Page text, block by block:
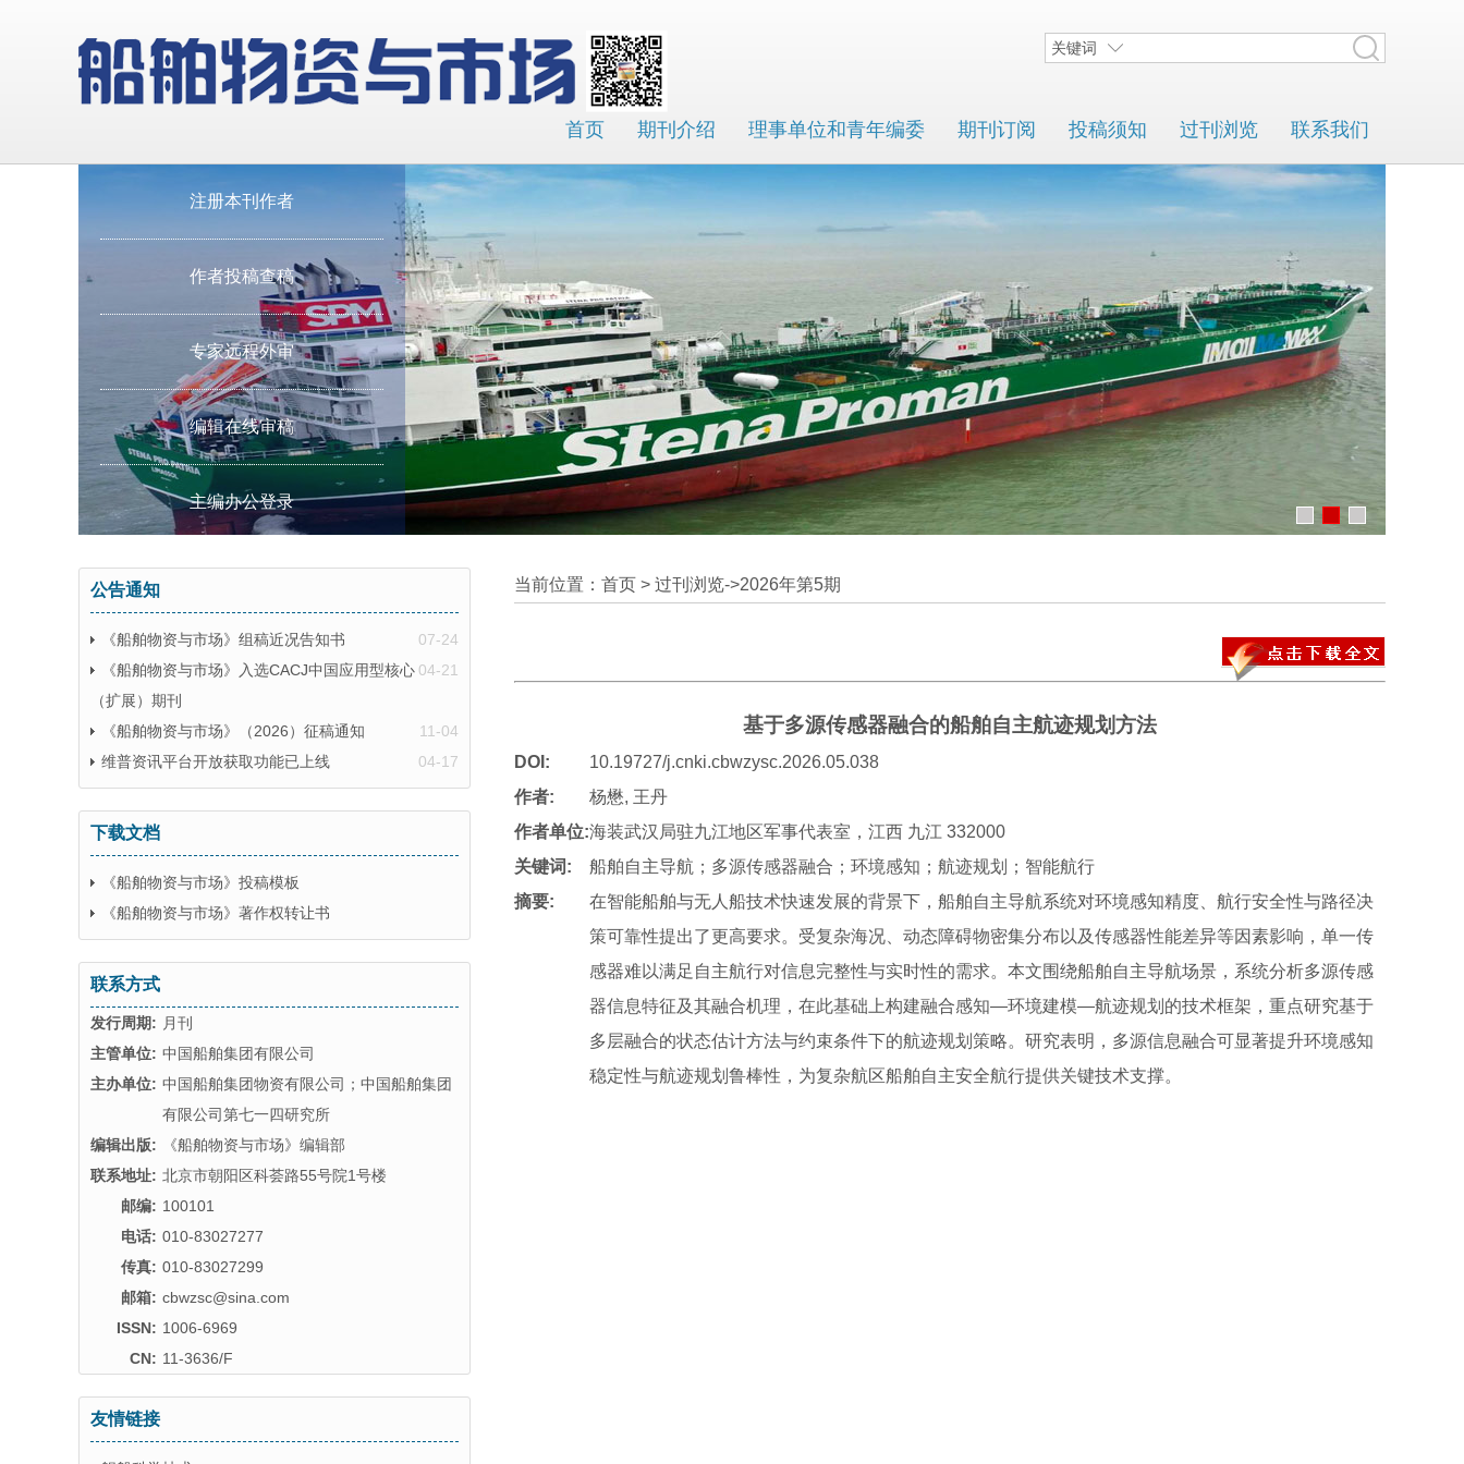
首页 期刊介绍 理事单位和青年编委 期刊订阅 投稿须知 过刊浏览 联系我们
关键词
注册本刊作者
作者投稿查稿
专家远程外审
编辑在线审稿
主编办公登录
公告通知
07-24
《船舶物资与市场》组稿近况告知书
04-21
《船舶物资与市场》入选CACJ中国应用型核心
（扩展）期刊
11-04
《船舶物资与市场》（2026）征稿通知
04-17
维普资讯平台开放获取功能已上线
下载文档
《船舶物资与市场》投稿模板
《船舶物资与市场》著作权转让书
联系方式
发行周期: 月刊
主管单位: 中国船舶集团有限公司
主办单位: 中国船舶集团物资有限公司；中国船舶集团
有限公司第七一四研究所
编辑出版:
《船舶物资与市场》编辑部
联系地址: 北京市朝阳区科荟路55号院1号楼
邮编: 100101
电话: 010-83027277
传真: 010-83027299
邮箱: cbwzsc@sina.com
ISSN: 1006-6969
CN: 11-3636/F
友情链接
当前位置：首页 > 过刊浏览->2026年第5期
基于多源传感器融合的船舶自主航迹规划方法
DOI:
10.19727/j.cnki.cbwzysc.2026.05.038
作者:
杨懋, 王丹
作者单位:海装武汉局驻九江地区军事代表室，江西 九江 332000
关键词:
船舶自主导航；多源传感器融合；环境感知；航迹规划；智能航行
摘要:
在智能船舶与无人船技术快速发展的背景下，船舶自主导航系统对环境感知精度、航行安全性与路径决
策可靠性提出了更高要求。受复杂海况、动态障碍物密集分布以及传感器性能差异等因素影响，单一传
感器难以满足自主航行对信息完整性与实时性的需求。本文围绕船舶自主导航场景，系统分析多源传感
器信息特征及其融合机理，在此基础上构建融合感知—环境建模—航迹规划的技术框架，重点研究基于
多层融合的状态估计方法与约束条件下的航迹规划策略。研究表明，多源信息融合可显著提升环境感知
稳定性与航迹规划鲁棒性，为复杂航区船舶自主安全航行提供关键技术支撑。